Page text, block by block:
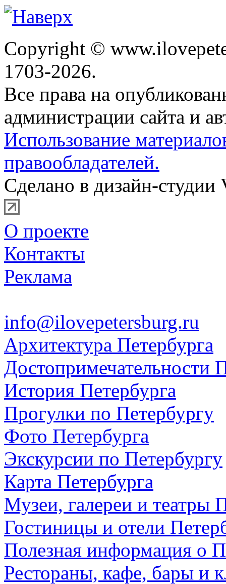
Copyright ©
1703-2026.
Все права на
администрации сайта и
Использование
правообладателей.
Сделано в дизайн-студии
О проекте
Контакты
Реклама
info@ilovepetersburg.ru
Архитектура Петербурга
Достопримечательности
История Петербурга
Прогулки по Петербургу
Фото Петербурга
Экскурсии по Петербургу
Карта Петербурга
Музеи, галереи и театры
Гостиницы и отели
Полезная информация о
Рестораны, кафе, бары и